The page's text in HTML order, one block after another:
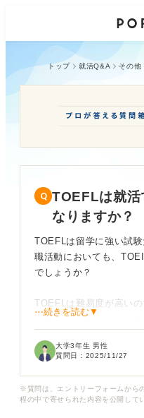
トップ 就活Q&A その他
TOEFLは就活
なりますか？
TOEFLは留学に強い試
職活動においても、
でしょうか？
TOEFLは難易度が高い
上など）がないかわり
た、外資系企業や海外と
⋯続きを読む▼
大学3年生 男性
質問日： 2025/11/27
※質問は、エントリーフォームから
程の中で寄せられた内容を公開して